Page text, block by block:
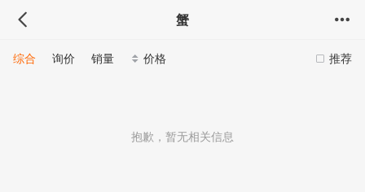
蟹
推荐
综合 询价 销量 价格
抱歉，暂无相关信息